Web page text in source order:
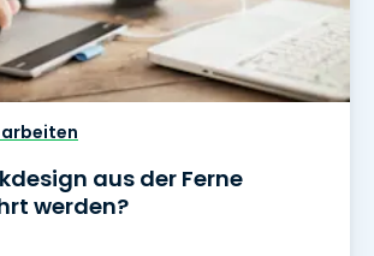
arbeiten
aus der Ferne
werden?